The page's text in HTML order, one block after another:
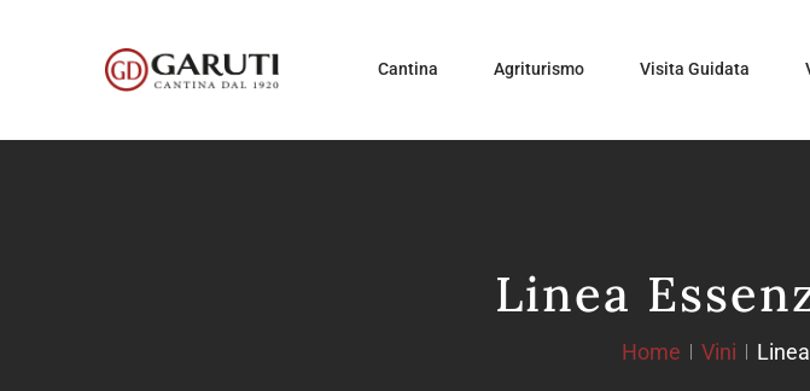
Cantina Agriturismo Visita Guidata
Linea
Home Vini